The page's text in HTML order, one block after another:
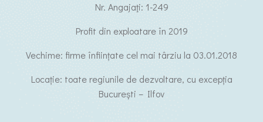
Nr. Angajaţi: 1-249
Profit din exploatare în 2019
Vechime: firme înființate cel mai târziu la 03.01.2018
Locație: toate regiunile de dezvoltare, cu excepția
București – Ilfov